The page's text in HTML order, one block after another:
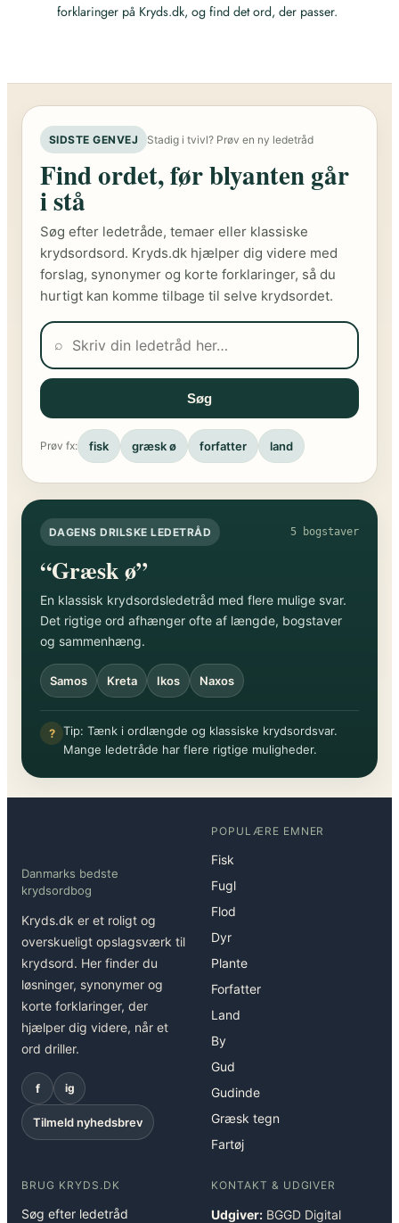
forklaringer på Kryds.dk, og find det ord, der passer.
SIDSTE GENVEJ Stadig i tvivl? Prøv en ny ledetråd
Find ordet, før blyanten går
i stå
Søg efter ledetråde, temaer eller klassiske
krydsordsord. Kryds.dk hjælper dig videre med
forslag, synonymer og korte forklaringer, så du
hurtigt kan komme tilbage til selve krydsordet.
⌕
Søg
Prøv fx: fisk græsk ø forfatter land
DAGENS DRILSKE LEDETRÅD 5 bogstaver
“Græsk ø”
En klassisk krydsordsledetråd med flere mulige svar.
Det rigtige ord afhænger ofte af længde, bogstaver
og sammenhæng.
Samos Kreta Ikos Naxos
? Tip: Tænk i ordlængde og klassiske krydsordsvar.
Mange ledetråde har flere rigtige muligheder.
Danmarks bedste
krydsordbog
Kryds.dk er et roligt og
overskueligt opslagsværk til
krydsord. Her finder du
løsninger, synonymer og
korte forklaringer, der
hjælper dig videre, når et
ord driller.
f ig
Tilmeld nyhedsbrev
POPULÆRE EMNER
Fisk
Fugl
Flod
Dyr
Plante
Forfatter
Land
By
Gud
Gudinde
Græsk tegn
Fartøj
BRUG KRYDS.DK
Søg efter ledetråd
KONTAKT & UDGIVER
Udgiver: BGGD Digital